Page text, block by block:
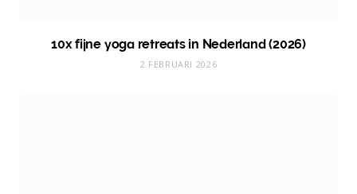
10x fijne yoga retreats in Nederland (2026)
2 FEBRUARI 2026